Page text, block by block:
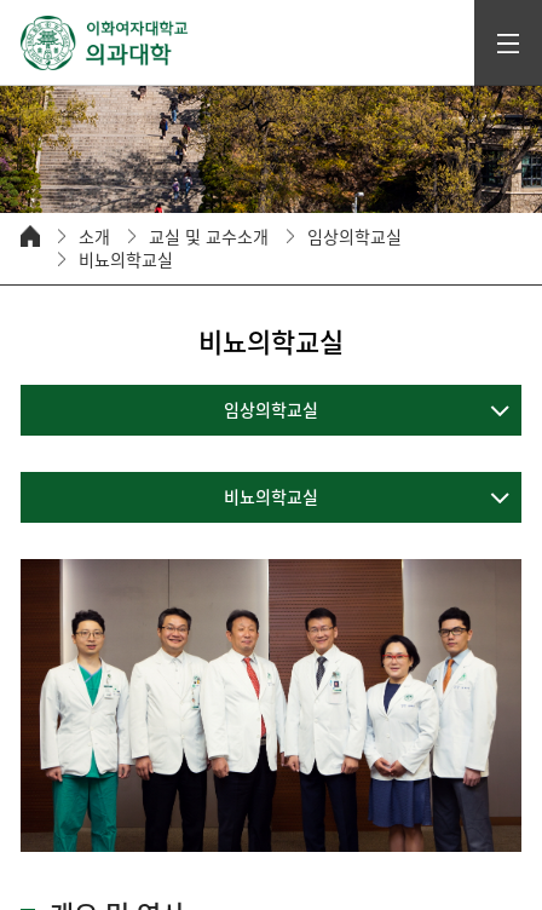
소개 교실 및 교수소개
임상의학교실
비뇨의학교실
비뇨의학교실
임상의학교실
비뇨의학교실